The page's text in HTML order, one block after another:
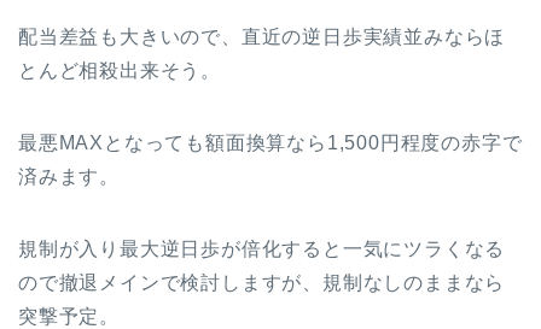
配当差益も大きいので、直近の逆日歩実績並みならほ
とんど相殺出来そう。
最悪MAXとなっても額面換算なら1,500円程度の赤字で
済みます。
規制が入り最大逆日歩が倍化すると一気にツラくなる
ので撤退メインで検討しますが、規制なしのままなら
突撃予定。